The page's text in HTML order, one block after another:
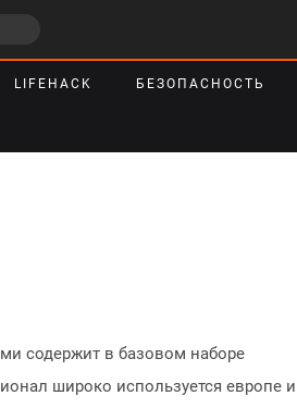
LIFEHACK БЕЗОПАСНОСТЬ
содержит в базовом наборе
широко используется европе и